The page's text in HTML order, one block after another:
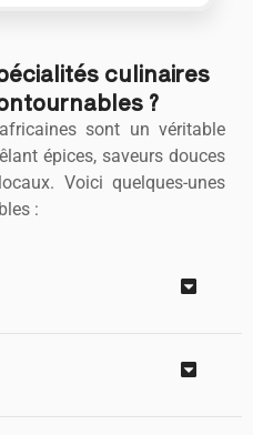
culinaires
?
sont un véritable
épices, saveurs douces
Voici quelques-unes
: